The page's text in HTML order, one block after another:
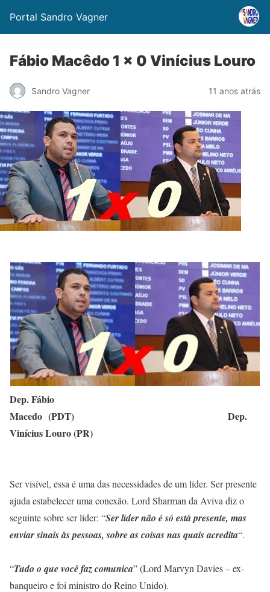
Portal Sandro Vagner
Fábio Macêdo 1 x 0 Vinícius Louro
Sandro Vagner 11 anos atrás
Dep. Fábio
Macedo (PDT)
Dep.
Vinícius Louro (PR)
Ser visível, essa é uma das necessidades de um líder. Ser presente
ajuda estabelecer uma conexão. Lord Sharman da Aviva diz o
seguinte sobre ser líder: “Ser líder não é só está presente, mas
enviar sinais às pessoas, sobre as coisas nas quais acredita“.
“Tudo o que você faz comunica” (Lord Marvyn Davies – ex-
banqueiro e foi ministro do Reino Unido).